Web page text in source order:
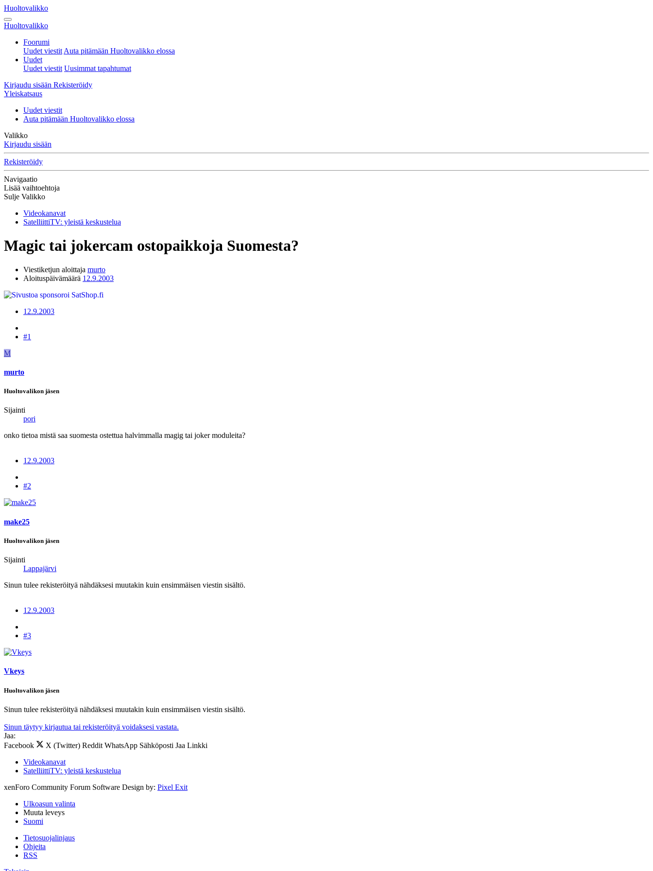
Huoltovalikko
Huoltovalikko
Foorumi
Uudet viestit Auta pitämään Huoltovalikko elossa
Uudet
Uudet viestit Uusimmat tapahtumat
Kirjaudu sisään Rekisteröidy
Yleiskatsaus
Uudet viestit
Auta pitämään Huoltovalikko elossa
Valikko
Kirjaudu sisään
Rekisteröidy
Navigaatio
Lisää vaihtoehtoja
Sulje Valikko
Videokanavat
SatelliittiTV: yleistä keskustelua
Magic tai jokercam ostopaikkoja Suomesta?
Viestiketjun aloittaja murto
Aloituspäivämäärä 12.9.2003
12.9.2003
#1
M
murto
Huoltovalikon jäsen
Sijainti
pori
onko tietoa mistä saa suomesta ostettua halvimmalla magig tai joker moduleita?
12.9.2003
#2
make25
Huoltovalikon jäsen
Sijainti
Lappajärvi
Sinun tulee rekisteröityä nähdäksesi muutakin kuin ensimmäisen viestin sisältö.
12.9.2003
#3
Vkeys
Huoltovalikon jäsen
Sinun tulee rekisteröityä nähdäksesi muutakin kuin ensimmäisen viestin sisältö.
Sinun täytyy kirjautua tai rekisteröityä voidaksesi vastata.
Jaa:
Facebook
X (Twitter) Reddit WhatsApp Sähköposti Jaa Linkki
Videokanavat
SatelliittiTV: yleistä keskustelua
xenForo Community Forum Software Design by: Pixel Exit
Ulkoasun valinta
Muuta leveys
Suomi
Tietosuojalinjaus
Ohjeita
RSS